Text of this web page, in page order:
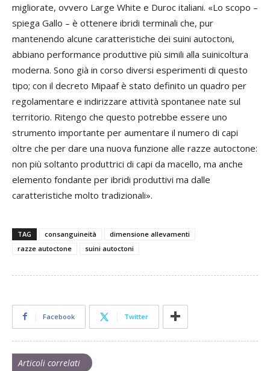
migliorate, ovvero Large White e Duroc italiani. «Lo scopo –
spiega Gallo – è ottenere ibridi terminali che, pur
mantenendo alcune caratteristiche dei suini autoctoni,
abbiano performance produttive più simili alla suinicoltura
moderna. Sono già in corso diversi esperimenti di questo
tipo; con il decreto Mipaaf è stato definito un quadro per
regolamentare e indirizzare attività spontanee nate sul
territorio. Ritengo che questo potrebbe essere uno
strumento importante per aumentare il numero di capi
oltre che per dare una nuova funzione alle razze autoctone:
non più soltanto produttrici di capi da macello, ma anche
elemento fondante per ibridi produttivi ma dalle
caratteristiche molto tradizionali».
TAG consanguineità
dimensione allevamenti
razze autoctone
suini autoctoni
Facebook Twitter
Articoli correlati